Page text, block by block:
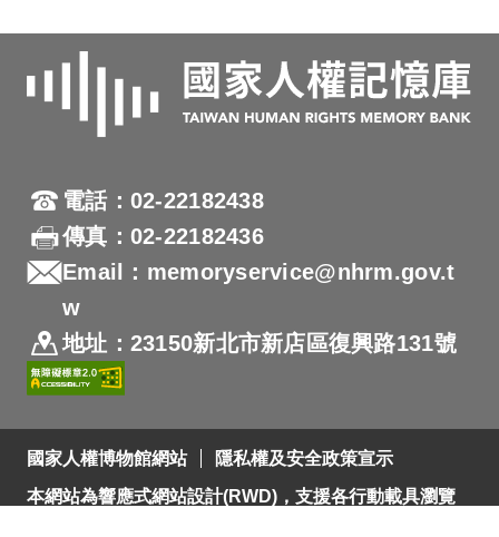
電話：02-22182438
傳真：02-22182436
Email：memoryservice@nhrm.gov.t
w
地址：23150新北市新店區復興路131號
國家人權博物館網站
隱私權及安全政策宣示
本網站為響應式網站設計(RWD)，支援各行動載具瀏覽